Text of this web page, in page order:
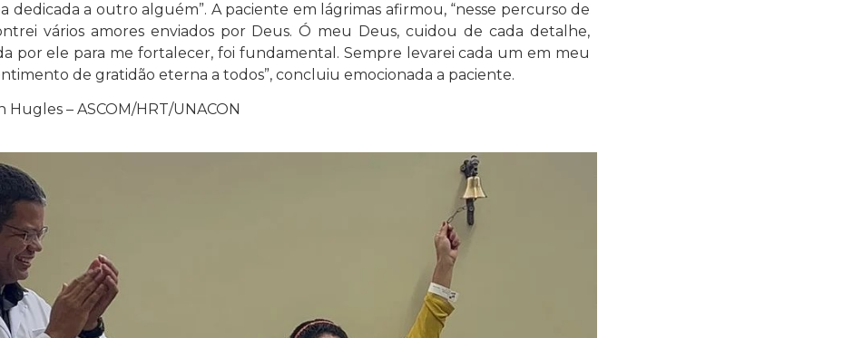
dedicada a outro alguém”. A paciente em lágrimas afirmou, “nesse percurso de
vários amores enviados por Deus. Ó meu Deus, cuidou de cada detalhe,
por ele para me fortalecer, foi fundamental. Sempre levarei cada um em meu
de gratidão eterna a todos”, concluiu emocionada a paciente.
– ASCOM/HRT/UNACON